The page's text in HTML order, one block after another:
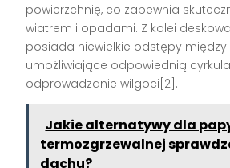
powierzchnię, co zapewnia
wiatrem i opadami. Z kolei
posiada niewielkie odstępy między
umożliwiające odpowiednią
odprowadzanie wilgoci[2].
Jakie alternatywy dla
termozgrzewalnej
dachu?